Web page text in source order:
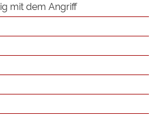
mit dem Angriff